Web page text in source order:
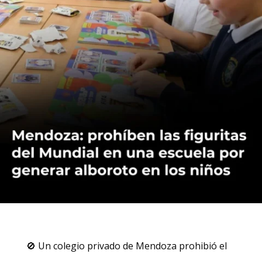
🚫 Un colegio privado de Mendoza prohibió el